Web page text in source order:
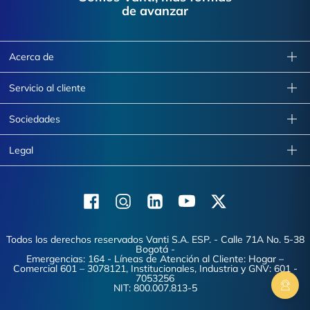
de avanzar
Acerca de
Servicio al cliente
Sociedades
Legal
FacebookInstagramLinkedinYoutubeX (Twitter)
Todos los derechos reservados Vanti S.A. ESP. - Calle 71A No. 5-38
Bogotá -
Emergencias: 164 - Líneas de Atención al Cliente: Hogar –
Comercial 601 – 3078121, Institucionales, Industria y GNV: 601 -
7053256
NIT: 800.007.813-5